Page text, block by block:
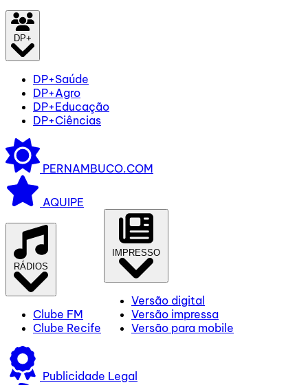
DP+
DP+Saúde
DP+Agro
DP+Educação
DP+Ciências
PERNAMBUCO.COM
AQUIPE
RÁDIOS
Clube FM
Clube Recife
IMPRESSO
Versão digital
Versão impressa
Versão para mobile
Publicidade Legal